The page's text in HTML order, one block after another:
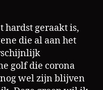
hardst geraakt is,
die al aan het
golf die corona
wel zijn blijven